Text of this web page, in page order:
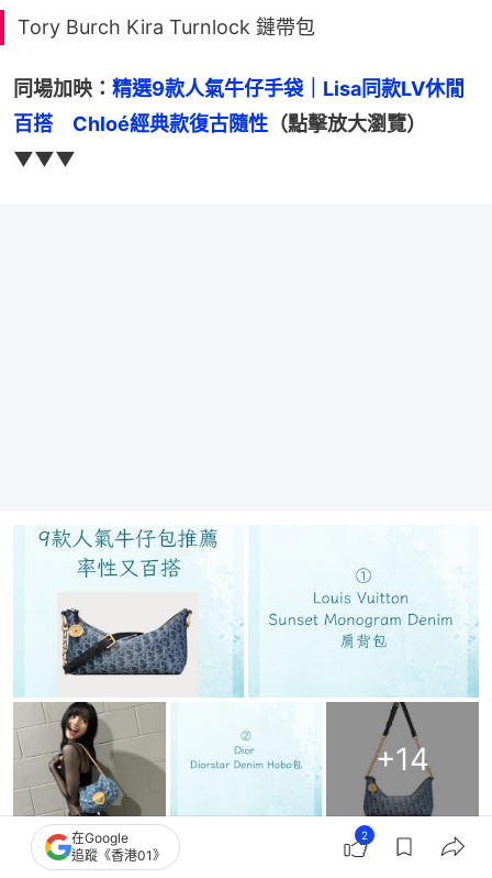
Tory Burch Kira Turnlock 鏈帶包
同場加映： 精選9款人氣牛仔手袋｜Lisa同款LV休閒
百搭　Chloé經典款復古隨性 （點擊放大瀏覽）
▼▼▼
+14
8款美拉德棕色通勤手袋推薦 葉童上身示範百搭耐
在Google
追蹤《香港01》
2